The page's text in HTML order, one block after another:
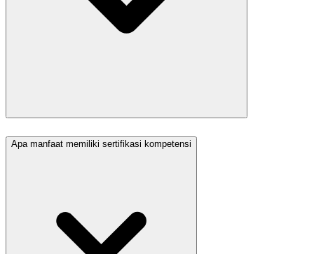
Apa manfaat memiliki sertifikasi kompetensi